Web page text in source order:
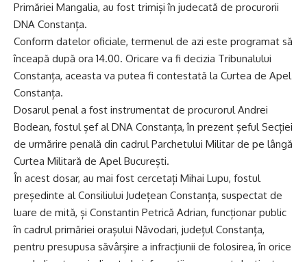
Primăriei Mangalia, au fost trimiși în judecată de procurorii
DNA Constanța.
Conform datelor oficiale, termenul de azi este programat să
înceapă după ora 14.00. Oricare va fi decizia Tribunalului
Constanța, aceasta va putea fi contestată la Curtea de Apel
Constanța.
Dosarul penal a fost instrumentat de procurorul Andrei
Bodean, fostul șef al DNA Constanța, în prezent șeful Secției
de urmărire penală din cadrul Parchetului Militar de pe lângă
Curtea Militară de Apel București.
În acest dosar, au mai fost cercetați Mihai Lupu, fostul
președinte al Consiliului Județean Constanța, suspectat de
luare de mită, și Constantin Petrică Adrian, funcționar public
în cadrul primăriei orașului Năvodari, județul Constanța,
pentru presupusa săvârșire a infracțiunii de folosirea, în orice